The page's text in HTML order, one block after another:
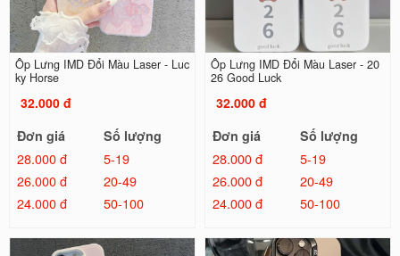
Ốp Lưng IMD Đổi Màu Laser - Luc
ky Horse
32.000 đ
Đơn giá
Số lượng
28.000 đ
5-19
26.000 đ
20-49
24.000 đ
50-100
Ốp Lưng IMD Đổi Màu Laser - 20
26 Good Luck
32.000 đ
Đơn giá
Số lượng
28.000 đ
5-19
26.000 đ
20-49
24.000 đ
50-100